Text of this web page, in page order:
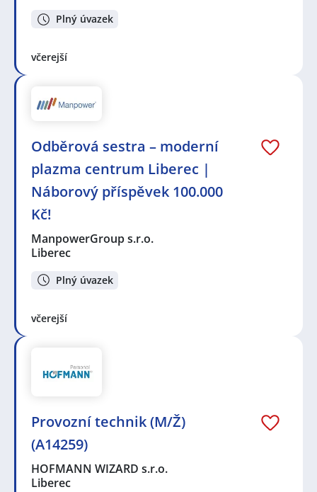
Plný úvazek
včerejší
Odběrová sestra – moderní
plazma centrum Liberec |
Náborový příspěvek 100.000
Kč!
ManpowerGroup s.r.o.
Liberec
Plný úvazek
včerejší
Provozní technik (M/Ž)
(A14259)
HOFMANN WIZARD s.r.o.
Liberec